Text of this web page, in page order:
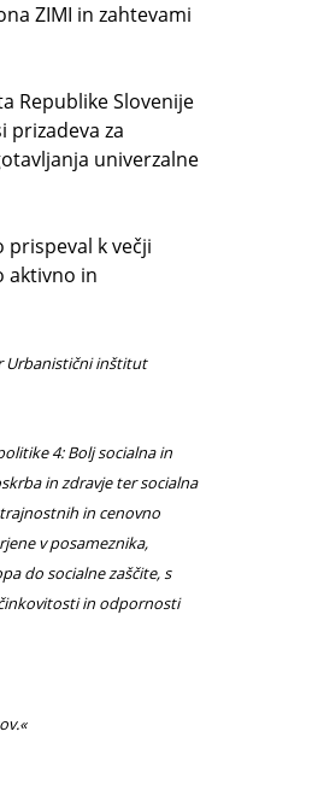
ZIMI in zahtevami
Republike Slovenije
za
univerzalne
prispeval k večji
aktivno in
Urbanistični inštitut
4: Bolj socialna in
in zdravje ter socialna
in cenovno
v posameznika,
do socialne zaščite, s
in odpornosti